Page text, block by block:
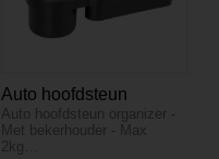
Auto hoofdsteun
organizer - Met
bekerhouder - Max 2kg
Auto hoofdsteun organizer -
Met bekerhouder - Max
2kg…